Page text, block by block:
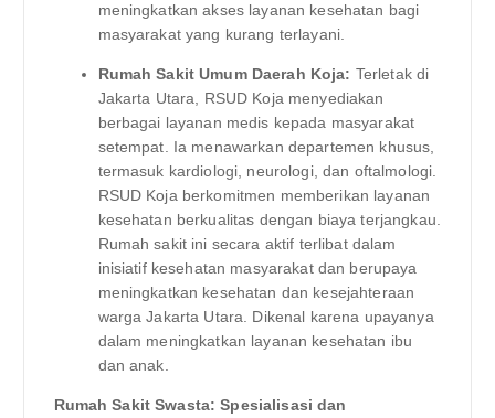
meningkatkan akses layanan kesehatan bagi
masyarakat yang kurang terlayani.
Rumah Sakit Umum Daerah Koja: Terletak di
Jakarta Utara, RSUD Koja menyediakan
berbagai layanan medis kepada masyarakat
setempat. Ia menawarkan departemen khusus,
termasuk kardiologi, neurologi, dan oftalmologi.
RSUD Koja berkomitmen memberikan layanan
kesehatan berkualitas dengan biaya terjangkau.
Rumah sakit ini secara aktif terlibat dalam
inisiatif kesehatan masyarakat dan berupaya
meningkatkan kesehatan dan kesejahteraan
warga Jakarta Utara. Dikenal karena upayanya
dalam meningkatkan layanan kesehatan ibu
dan anak.
Rumah Sakit Swasta: Spesialisasi dan